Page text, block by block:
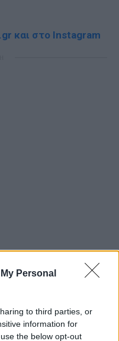
Personal
to third parties, or
information for
the below opt-out
και στο Instagram